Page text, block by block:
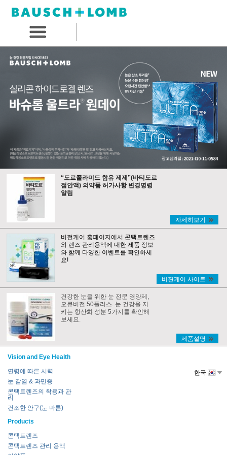
“도르졸라미드 함유 제제”(바티도르
점안액) 의약품 허가사항 변경명령
알림
자세히보기
비전케어 홈페이지에서 콘택트렌즈
와 렌즈 관리용액에 대한 제품 정보
와 함께 다양한 이벤트를 확인하세
요!
비젼케어 사이트
건강한 눈을 위한 눈 전문 영양제,
오큐비전 50플러스. 눈 건강을 지
키는 항산화 성분 5가지를 확인해
보세요.
제품설명
Vision and Eye Health
연령에 따른 시력
눈 감염 & 과민증
콘택트렌즈의 착용과 관
리
건조한 안구(눈 마름)
Products
콘택트렌즈
콘택트렌즈 관리 용액
한국